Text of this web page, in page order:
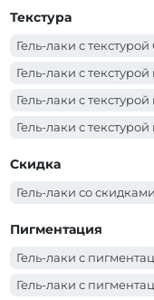
Гель-лаки PNB
Гель-лаки PNB
Гель-лаки PNB
Текстура
Гель-лаки с
Гель-лаки с
Гель-лаки с
Гель-лаки с
Скидка
Гель-лаки со скидками
Пигментация
Гель-лаки с
Гель-лаки с